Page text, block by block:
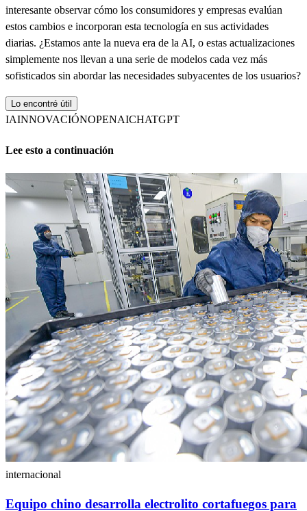
interesante observar cómo los consumidores y empresas evalúan
estos cambios e incorporan esta tecnología en sus actividades
diarias. ¿Estamos ante la nueva era de la AI, o estas actualizaciones
simplemente nos llevan a una serie de modelos cada vez más
sofisticados sin abordar las necesidades subyacentes de los usuarios?
Lo encontré útil
IAINNOVACIÓNOPENAICHATGPT
Lee esto a continuación
internacional
Equipo chino desarrolla electrolito cortafuegos para